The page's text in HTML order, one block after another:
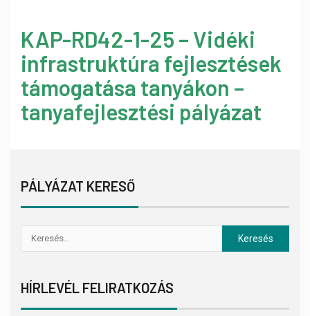
KAP-RD42-1-25 – Vidéki
infrastruktúra fejlesztések
támogatása tanyákon –
tanyafejlesztési pályázat
PÁLYÁZAT KERESŐ
HÍRLEVÉL FELIRATKOZÁS